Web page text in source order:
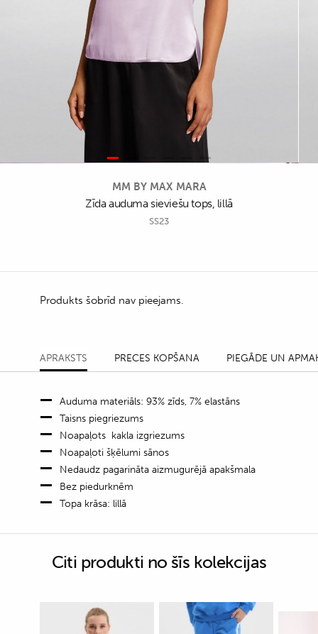
MM BY MAX MARA
Zīda auduma sieviešu tops, lillā
SS23
Produkts šobrīd nav pieejams.
APRAKSTS PRECES KOPŠANA PIEGĀDE UN
Auduma materiāls: 93% zīds, 7% elastāns
Taisns piegriezums
Noapaļots kakla izgriezums
Noapaļoti šķēlumi sānos
Nedaudz pagarināta aizmugurējā apakšmala
Bez piedurknēm
Topa krāsa: lillā
Citi produkti no šīs kolekcijas